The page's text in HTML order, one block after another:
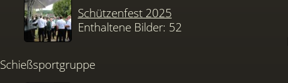
Schützenfest 2025
Enthaltene Bilder: 52
Schießsportgruppe